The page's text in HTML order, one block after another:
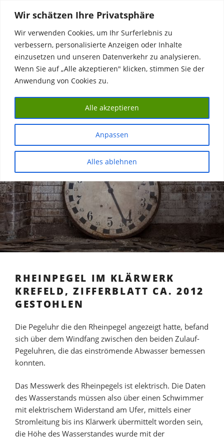
Wir schätzen Ihre Privatsphäre
Wir verwenden Cookies, um Ihr Surferlebnis zu
verbessern, personalisierte Anzeigen oder Inhalte
einzusetzen und unseren Datenverkehr zu analysieren.
Wenn Sie auf „Alle akzeptieren" klicken, stimmen Sie der
Anwendung von Cookies zu.
Anpassen
Alles ablehnen
Alle akzeptieren
Inhalt
springen
Das Klärwerk
Industriedenkmal, Veranstaltungsort, WasserMuseum, #Water
#Heritage
MENÜ
RHEINPEGEL IM KLÄRWERK
KREFELD, ZIFFERBLATT CA. 2012
GESTOHLEN
Die Pegeluhr die den Rheinpegel angezeigt hatte, befand
sich über dem Windfang zwischen den beiden Zulauf-
Pegeluhren, die das einströmende Abwasser bemessen
konnten.
Das Messwerk des Rheinpegels ist elektrisch. Die Daten
des Wasserstands müssen also über einen Schwimmer
mit elektrischem Widerstand am Ufer, mittels einer
Stromleitung bis ins Klärwerk übermittelt worden sein,
die Höhe des Wasserstandes wurde mit der